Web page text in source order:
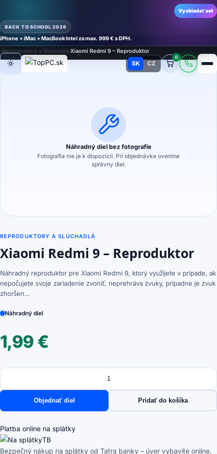
BACK TO SCHOOL 2026
iPhone + iMac + MacBook Intel za max. 999 € s DPH.
Vyskladať set
Režim
SK CZ
0
›Reproduktory a Slúchadlá›Xiaomi Redmi 9 – Reproduktor
Náhradný diel bez fotografie
Fotografia nie je k dispozícii. Pri objednávke overíme
správny diel.
REPRODUKTORY A SLÚCHADLÁ
Xiaomi Redmi 9 – Reproduktor
Náhradný reproduktor pre Xiaomi Redmi 9, ktorý využijete v prípade, ak
nepočujete svoje zariadenie zvoniť, neprehráva zvuky, prípadne je zvuk
zhoršen…
Náhradný diel
1,99 €
Množstvo
množstvo
Xiaomi
Redmi
9
Reproduktor
Objednať diel Pridať do košíka
Platba online na splátky
Bezpečný nákup na splátky od Tatra banky – úver vybavíte online.